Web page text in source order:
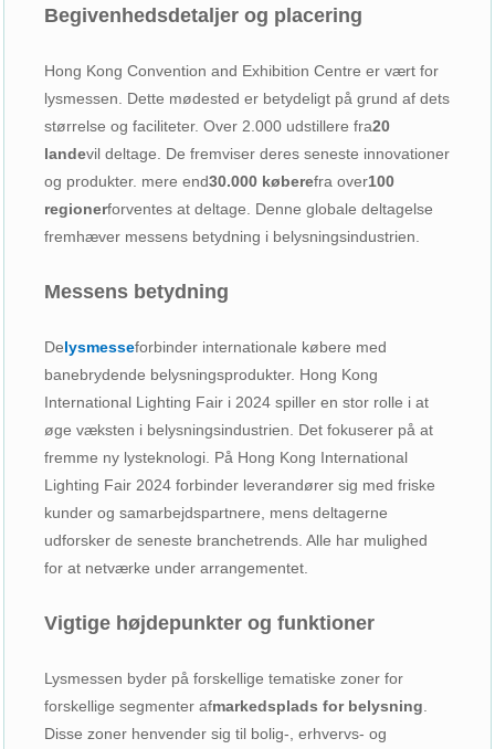
Begivenhedsdetaljer og placering
Hong Kong Convention and Exhibition Centre er vært for
lysmessen. Dette mødested er betydeligt på grund af dets
størrelse og faciliteter. Over 2.000 udstillere fra20
landevil deltage. De fremviser deres seneste innovationer
og produkter. mere end30.000 køberefra over100
regionerforventes at deltage. Denne globale deltagelse
fremhæver messens betydning i belysningsindustrien.
Messens betydning
Delysmesseforbinder internationale købere med
banebrydende belysningsprodukter. Hong Kong
International Lighting Fair i 2024 spiller en stor rolle i at
øge væksten i belysningsindustrien. Det fokuserer på at
fremme ny lysteknologi. På Hong Kong International
Lighting Fair 2024 forbinder leverandører sig med friske
kunder og samarbejdspartnere, mens deltagerne
udforsker de seneste branchetrends. Alle har mulighed
for at netværke under arrangementet.
Vigtige højdepunkter og funktioner
Lysmessen byder på forskellige tematiske zoner for
forskellige segmenter afmarkedsplads for belysning
Disse zoner henvender sig til bolig-, erhvervs- og